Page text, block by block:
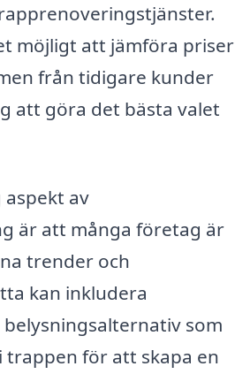
möjligt att jämföra priser
från tidigare kunder
att göra det bästa valet
aspekt av
är att många företag är
trender och
kan inkludera
som
trappen för att skapa en